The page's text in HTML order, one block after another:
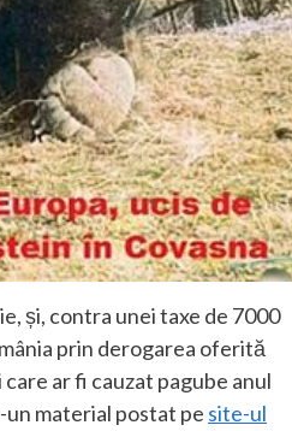
și, contra unei taxe de 7000
prin derogarea oferită
ar fi cauzat pagube anul
material postat pe site-ul